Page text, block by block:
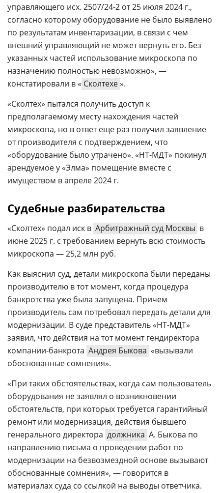
управляющего исх. 2507/24-2 от 25 июля 2024 г.,
согласно которому оборудование не было выявлено
по результатам инвентаризации, в связи с чем
внешний управляющий не может вернуть его. Без
указанных частей использование микроскопа по
назначению полностью невозможно», —
констатировали в « Сколтехе».
«Сколтех» пытался получить доступ к
предполагаемому месту нахождения частей
микроскопа, но в ответ еще раз получил заявление
от производителя с подтверждением, что
«оборудование было утрачено». «НТ-МДТ» покинул
арендуемое у «Элма» помещение вместе с
имуществом в апреле 2024 г.
Судебные разбирательства
«Сколтех» подал иск в Арбитражный суд Москвы в
июне 2025 г. с требованием вернуть всю стоимость
микроскопа — 25,2 млн руб.
Как выяснил суд, детали микроскопа были переданы
производителю в тот момент, когда процедура
банкротства уже была запущена. Причем
производитель сам потребовал передать детали для
модернизации. В суде представитель «НТ-МДТ»
заявил, что действия на тот момент гендиректора
компании-банкрота Андрея Быкова «вызывали
обоснованные сомнения».
«При таких обстоятельствах, когда сам пользователь
оборудования не заявлял о возникновении
обстоятельств, при которых требуется гарантийный
ремонт или модернизация, действия бывшего
генерального директора должника А. Быкова по
направлению письма о проведении работ по
модернизации на безвозмездной основе вызывают
обоснованные сомнения», — говорится в
материалах суда со ссылкой на выводы ответчика.